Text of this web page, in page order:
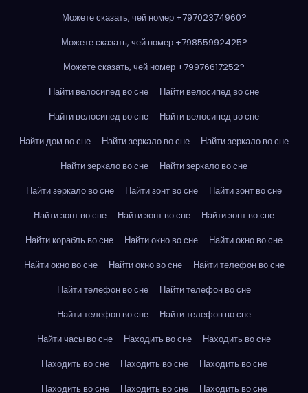
Можете сказать, чей номер +79702374960?
Можете сказать, чей номер +79855992425?
Можете сказать, чей номер +79976617252?
Найти велосипед во сне
Найти велосипед во сне
Найти велосипед во сне
Найти велосипед во сне
Найти дом во сне
Найти зеркало во сне
Найти зеркало во сне
Найти зеркало во сне
Найти зеркало во сне
Найти зеркало во сне
Найти зонт во сне
Найти зонт во сне
Найти зонт во сне
Найти зонт во сне
Найти зонт во сне
Найти корабль во сне
Найти окно во сне
Найти окно во сне
Найти окно во сне
Найти окно во сне
Найти телефон во сне
Найти телефон во сне
Найти телефон во сне
Найти телефон во сне
Найти телефон во сне
Найти часы во сне
Находить во сне
Находить во сне
Находить во сне
Находить во сне
Находить во сне
Находить во сне
Находить во сне
Находить во сне